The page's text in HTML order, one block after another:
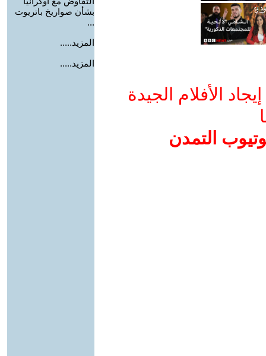
الأفلام الجيدة
التمدن
بشأن صواريخ باتريوت
...
المزيد.....
المزيد.....